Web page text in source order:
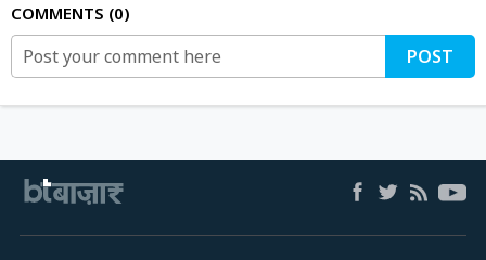
COMMENTS 0
POST